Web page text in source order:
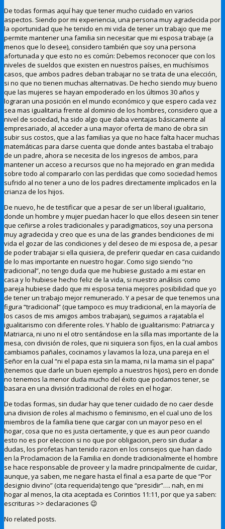
De todas formas aquí hay que tener mucho cuidado en varios
aspectos. Siendo por mi experiencia, una persona muy agradecida por
la oportunidad que he tenido en mi vida de tener un trabajo que me
permite mantener una familia sin necesitar que mi esposa trabaje (a
menos que lo desee), considero también que soy una persona
afortunada y que esto no es común: Debemos reconocer que con los
niveles de sueldos que existen en nuestros países, en muchísimos
casos, que ambos padres deban trabajar no se trata de una elección,
si no que no tienen muchas alternativas. De hecho siendo muy bueno
que las mujeres se hayan empoderado en los últimos 30 años y
lograran una posición en el mundo económico y que espero cada vez
sea mas igualitaria frente al dominio de los hombres, considero que a
nivel de sociedad, ha sido algo que daba ventajas básicamente al
empresariado, al acceder a una mayor oferta de mano de obra sin
subir sus costos, que a las familias ya que no hace falta hacer muchas
matemáticas para darse cuenta que donde antes bastaba el trabajo
de un padre, ahora se necesita de los ingresos de ambos, para
mantener un acceso a recursos que no ha mejorado en gran medida
sobre todo al compararlo con las perdidas que como sociedad hemos
sufrido al no tener a uno de los padres directamente implicados en la
crianza de los hijos.
De nuevo, he de testificar que a pesar de ser un liberal igualitario,
donde un hombre y mujer puedan hacer lo que ellos deseen sin tener
que ceñirse a roles tradicionales y paradigmaticos, soy una persona
muy agradecida y creo que es una de las grandes bendiciones de mi
vida el gozar de las condiciones y del deseo de mi esposa de, a pesar
de poder trabajar si ella quisiera, de preferir quedar en casa cuidando
de lo mas importante en nuestro hogar. Como sigo siendo “no
tradicional”, no tengo duda que me hubiese gustado a mi estar en
casa y lo hubiese hecho feliz de la vida, si nuestro análisis como
pareja hubiese dado que mi esposa tenia mejores posibilidad que yo
de tener un trabajo mejor remunerado. Y a pesar de que tenemos una
figura “tradicional” (que tampoco es muy tradicional, en la mayoría de
los casos de mis amigos ambos trabajan), seguimos a rajatabla el
igualitarismo con diferente roles. Y hablo de igualitarismo: Patriarca y
Matriarca, ni uno ni el otro sentándose en la silla mas importante de la
mesa, con división de roles, que ni siquiera son fijos, en la cual ambos
cambiamos pañales, cocinamos y lavamos la loza, una pareja en el
Señor en la cual “ni el papa esta sin la mama, ni la mama sin el papa”
(tenemos que darle un buen ejemplo a nuestros hijos), pero en donde
no tenemos la menor duda mucho del éxito que podamos tener, se
basara en una división tradicional de roles en el hogar.
De todas formas, sin dudar hay que tener cuidado de no caer desde
una division de roles al machismo o feminismo, en el cual uno de los
miembros de la familia tiene que cargar con un mayor peso en el
hogar, cosa que no es justa ciertamente, y que es aun peor cuando
esto no es por eleccion si no que por obligacion, pero sin dudar a
dudas, los profetas han tenido razon en los consejos que han dado
en la Proclamacion de la Familia en donde tradicionalmente el hombre
se hace responsable de proveer y la madre principalmente de cuidar,
aunque, ya saben, me negare hasta el final a esa parte de que “Por
designio divino” (cita requerida) tengo que “presidir”…. nah, en mi
hogar al menos, la cita aceptada es Corintios 11:11, por que ya saben:
escrituras >> declaraciones 😉
No related posts.